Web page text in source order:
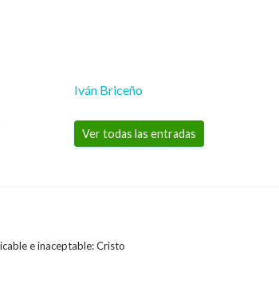
Iván Briceño
Ver todas las entradas
e inaceptable: Cristo